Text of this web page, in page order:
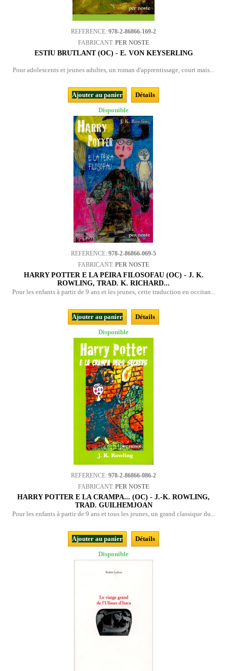
REFERENCE: 978-2-86866-169-2
FABRICANT: PER NOSTE
ESTIU BRUTLANT (OC) - E. VON KEYSERLING
Pour adolescents et jeunes adultes, un roman d'apprentissage, court mais...
Ajouter au panier
Détails
Disponible
REFERENCE: 978-2-86866-069-5
FABRICANT: PER NOSTE
HARRY POTTER E LA PÈIRA FILOSOFAU (OC) - J. K.
ROWLING, TRAD. K. RICHARD...
Pour les enfants à partir de 9 ans et les jeunes, cette traduction en occitan...
Ajouter au panier
Détails
Disponible
REFERENCE: 978-2-86866-086-2
FABRICANT: PER NOSTE
HARRY POTTER E LA CRAMPA... (OC) - J.-K. ROWLING,
TRAD. GUILHEMJOAN
Pour les enfants à partir de 9 ans et tous les jeunes, un grand classique du...
Ajouter au panier
Détails
Disponible